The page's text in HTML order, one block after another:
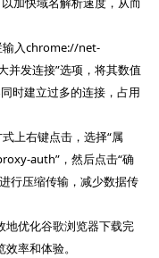
输入chrome://net-
并发连接”选项，将其数值
时建立过多的连接，占用
上右键点击，选择“属
auth”，然后点击“确
行压缩传输，减少数据传
地优化谷歌浏览器下载完
率和体验。